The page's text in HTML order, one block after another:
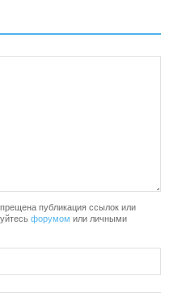
публикация ссылок или
форумом или личными